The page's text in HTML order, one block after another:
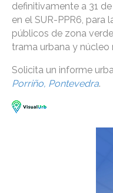
definitivamente a 31
en el SUR-PPR6, para
públicos de zona
trama urbana y núcleo
Solicita un informe
Porriño, Pontevedra.